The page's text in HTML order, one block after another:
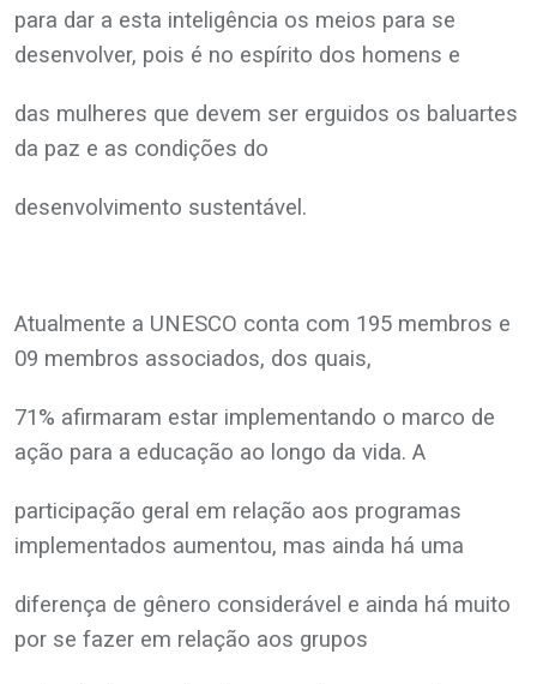
para dar a esta inteligência os meios para se
desenvolver, pois é no espírito dos homens e
das mulheres que devem ser erguidos os baluartes
da paz e as condições do
desenvolvimento sustentável.
Atualmente a UNESCO conta com 195 membros e
09 membros associados, dos quais,
71% afirmaram estar implementando o marco de
ação para a educação ao longo da vida. A
participação geral em relação aos programas
implementados aumentou, mas ainda há uma
diferença de gênero considerável e ainda há muito
por se fazer em relação aos grupos